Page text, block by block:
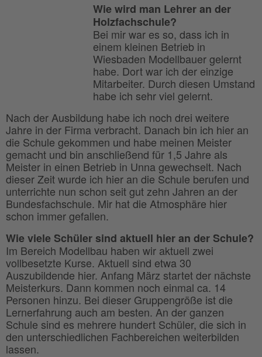
Wie wird man Lehrer an der
Holzfachschule?
Bei mir war es so, dass ich in
einem kleinen Betrieb in
Wiesbaden Modellbauer gelernt
habe. Dort war ich der einzige
Mitarbeiter. Durch diesen Umstand
habe ich sehr viel gelernt.
Nach der Ausbildung habe ich noch drei weitere
Jahre in der Firma verbracht. Danach bin ich hier an
die Schule gekommen und habe meinen Meister
gemacht und bin anschließend für 1,5 Jahre als
Meister in einen Betrieb in Unna gewechselt. Nach
dieser Zeit wurde ich hier an die Schule berufen und
unterrichte nun schon seit gut zehn Jahren an der
Bundesfachschule. Mir hat die Atmosphäre hier
schon immer gefallen.
Wie viele Schüler sind aktuell hier an der Schule?
Im Bereich Modellbau haben wir aktuell zwei
vollbesetzte Kurse. Aktuell sind etwa 30
Auszubildende hier. Anfang März startet der nächste
Meisterkurs. Dann kommen noch einmal ca. 14
Personen hinzu. Bei dieser Gruppengröße ist die
Lernerfahrung auch am besten. An der ganzen
Schule sind es mehrere hundert Schüler, die sich in
den unterschiedlichen Fachbereichen weiterbilden
lassen.